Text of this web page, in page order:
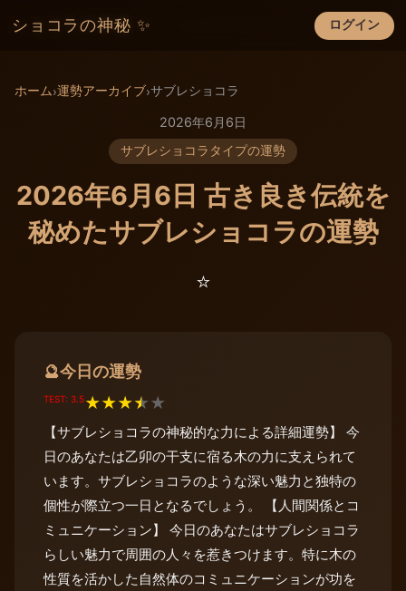
ショコラの神秘 ✨ ログイン
×
ホーム›運勢アーカイブ›サブレショコラ
2026年6月6日
サブレショコラタイプの運勢
2026年6月6日 古き良き伝統を
秘めたサブレショコラの運勢
⭐️
🔮今日の運勢
TEST: 3.5★★★★★
【サブレショコラの神秘的な力による詳細運勢】 今
日のあなたは乙卯の干支に宿る木の力に支えられて
います。サブレショコラのような深い魅力と独特の
個性が際立つ一日となるでしょう。 【人間関係とコ
ミュニケーション】 今日のあなたはサブレショコラ
らしい魅力で周囲の人々を惹きつけます。特に木の
性質を活かした自然体のコミュニケーションが功を